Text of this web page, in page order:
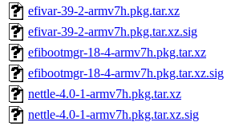
efivar-39-2-armv7h.pkg.tar.xz
efivar-39-2-armv7h.pkg.tar.xz.sig
efibootmgr-18-4-armv7h.pkg.tar.xz
efibootmgr-18-4-armv7h.pkg.tar.xz.sig
nettle-4.0-1-armv7h.pkg.tar.xz
nettle-4.0-1-armv7h.pkg.tar.xz.sig